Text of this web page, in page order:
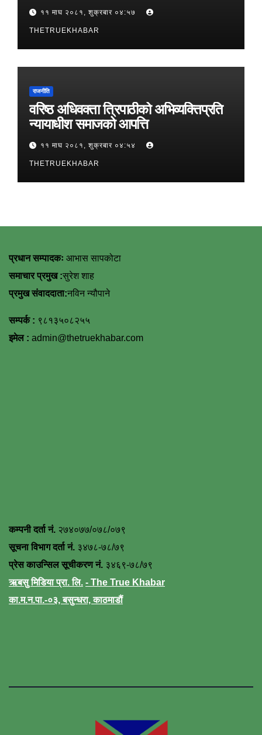
११ माघ २०८१, शुक्रबार ०४:५७
THETRUEKHABAR
राजनीति
वरिष्ठ अधिवक्ता त्रिपाठीको अभिव्यक्तिप्रति
न्यायाधीश समाजको आपत्ति
११ माघ २०८१, शुक्रबार ०४:५४
THETRUEKHABAR
प्रधान सम्पादकः आभास सापकोटा
समाचार प्रमुख :सुरेश शाह
प्रमुख संवाददाता:नविन न्यौपाने
सम्पर्क : ९८१३५०८२५५
इमेल : admin@thetruekhabar.com
कम्पनी दर्ता नं. २७४०७७/०७८/०७९
सूचना विभाग दर्ता नं. ३४७८-७८/७९
प्रेस काउन्सिल सूचीकरण नं. ३४६९-७८/७९
ऋबसु मिडिया प्रा. लि. - The True Khabar
का.म.न.पा.-०३, बसुन्धरा, काठमाडौं